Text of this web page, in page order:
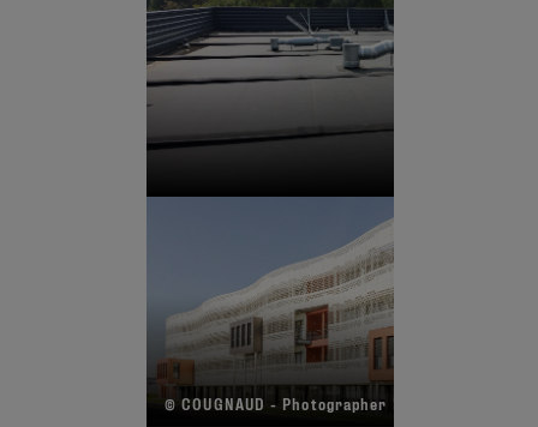
© COUGNAUD - Photographer R. Echasseriau